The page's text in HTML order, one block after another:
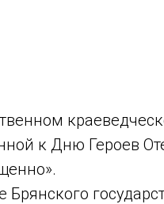
к Дню Героев